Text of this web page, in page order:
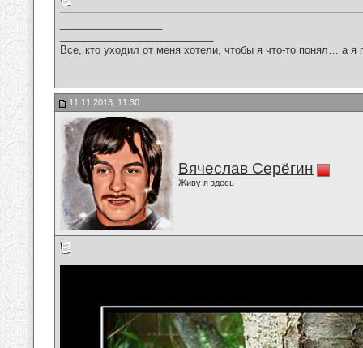
Все, кто уходил от меня хотели, чтобы я что-то понял… а
11.11.2013, 11:30
Вячеслав Серёгин
Живу я здесь